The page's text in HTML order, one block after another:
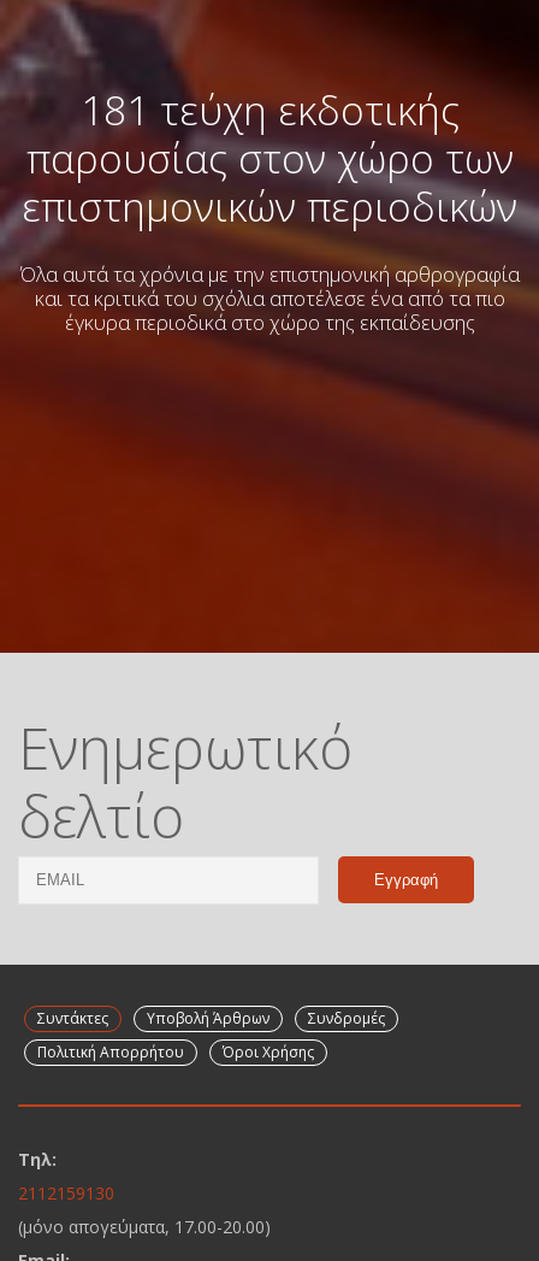
181 τεύχη εκδοτικής
παρουσίας στον χώρο των
επιστημονικών περιοδικών
Όλα αυτά τα χρόνια με την επιστημονική αρθρογραφία
και τα κριτικά του σχόλιααποτέλεσε ένα από τα πιο
έγκυρα περιοδικά στο χώρο της εκπαίδευσης
Ενημερωτικό
δελτίο
Email
Συντάκτες Υποβολή Άρθρων
Συνδρομές
Πολιτική Απορρήτου
Όροι Χρήσης
Τηλ:
2112159130
(μόνο απογεύματα, 17.00-20.00)